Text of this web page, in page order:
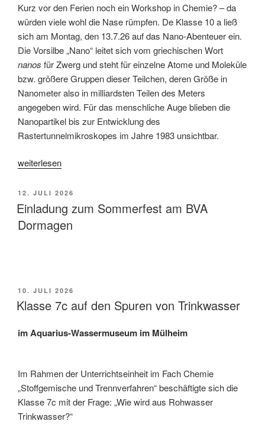
Kurz vor den Ferien noch ein Workshop in Chemie? – da
würden viele wohl die Nase rümpfen. De Klasse 10 a ließ
sich am Montag, den 13.7.26 auf das Nano-Abenteuer ein.
Die Vorsilbe „Nano“ leitet sich vom griechischen Wort
nanos für Zwerg und steht für einzelne Atome und Moleküle
bzw. größere Gruppen dieser Teilchen, deren Größe in
Nanometer also in milliardsten Teilen des Meters
angegeben wird. Für das menschliche Auge blieben die
Nanopartikel bis zur Entwicklung des
Rastertunnelmikroskopes im Jahre 1983 unsichtbar.
„Klasse
testet
die
Experimente
aus
weiterlesen
VERÖFFENTLICHT
AM
12. JULI 2026
Einladung zum Sommerfest am BVA
Dormagen
VERÖFFENTLICHT
AM
10. JULI 2026
Klasse 7c auf den Spuren von Trinkwasser
im Aquarius-Wassermuseum im Mülheim
Im Rahmen der Unterrichtseinheit im Fach Chemie
„Stoffgemische und Trennverfahren“ beschäftigte sich die
Klasse 7c mit der Frage: „Wie wird aus Rohwasser
Trinkwasser?“